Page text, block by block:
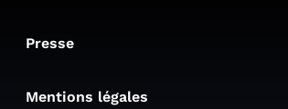
Presse
Mentions légales